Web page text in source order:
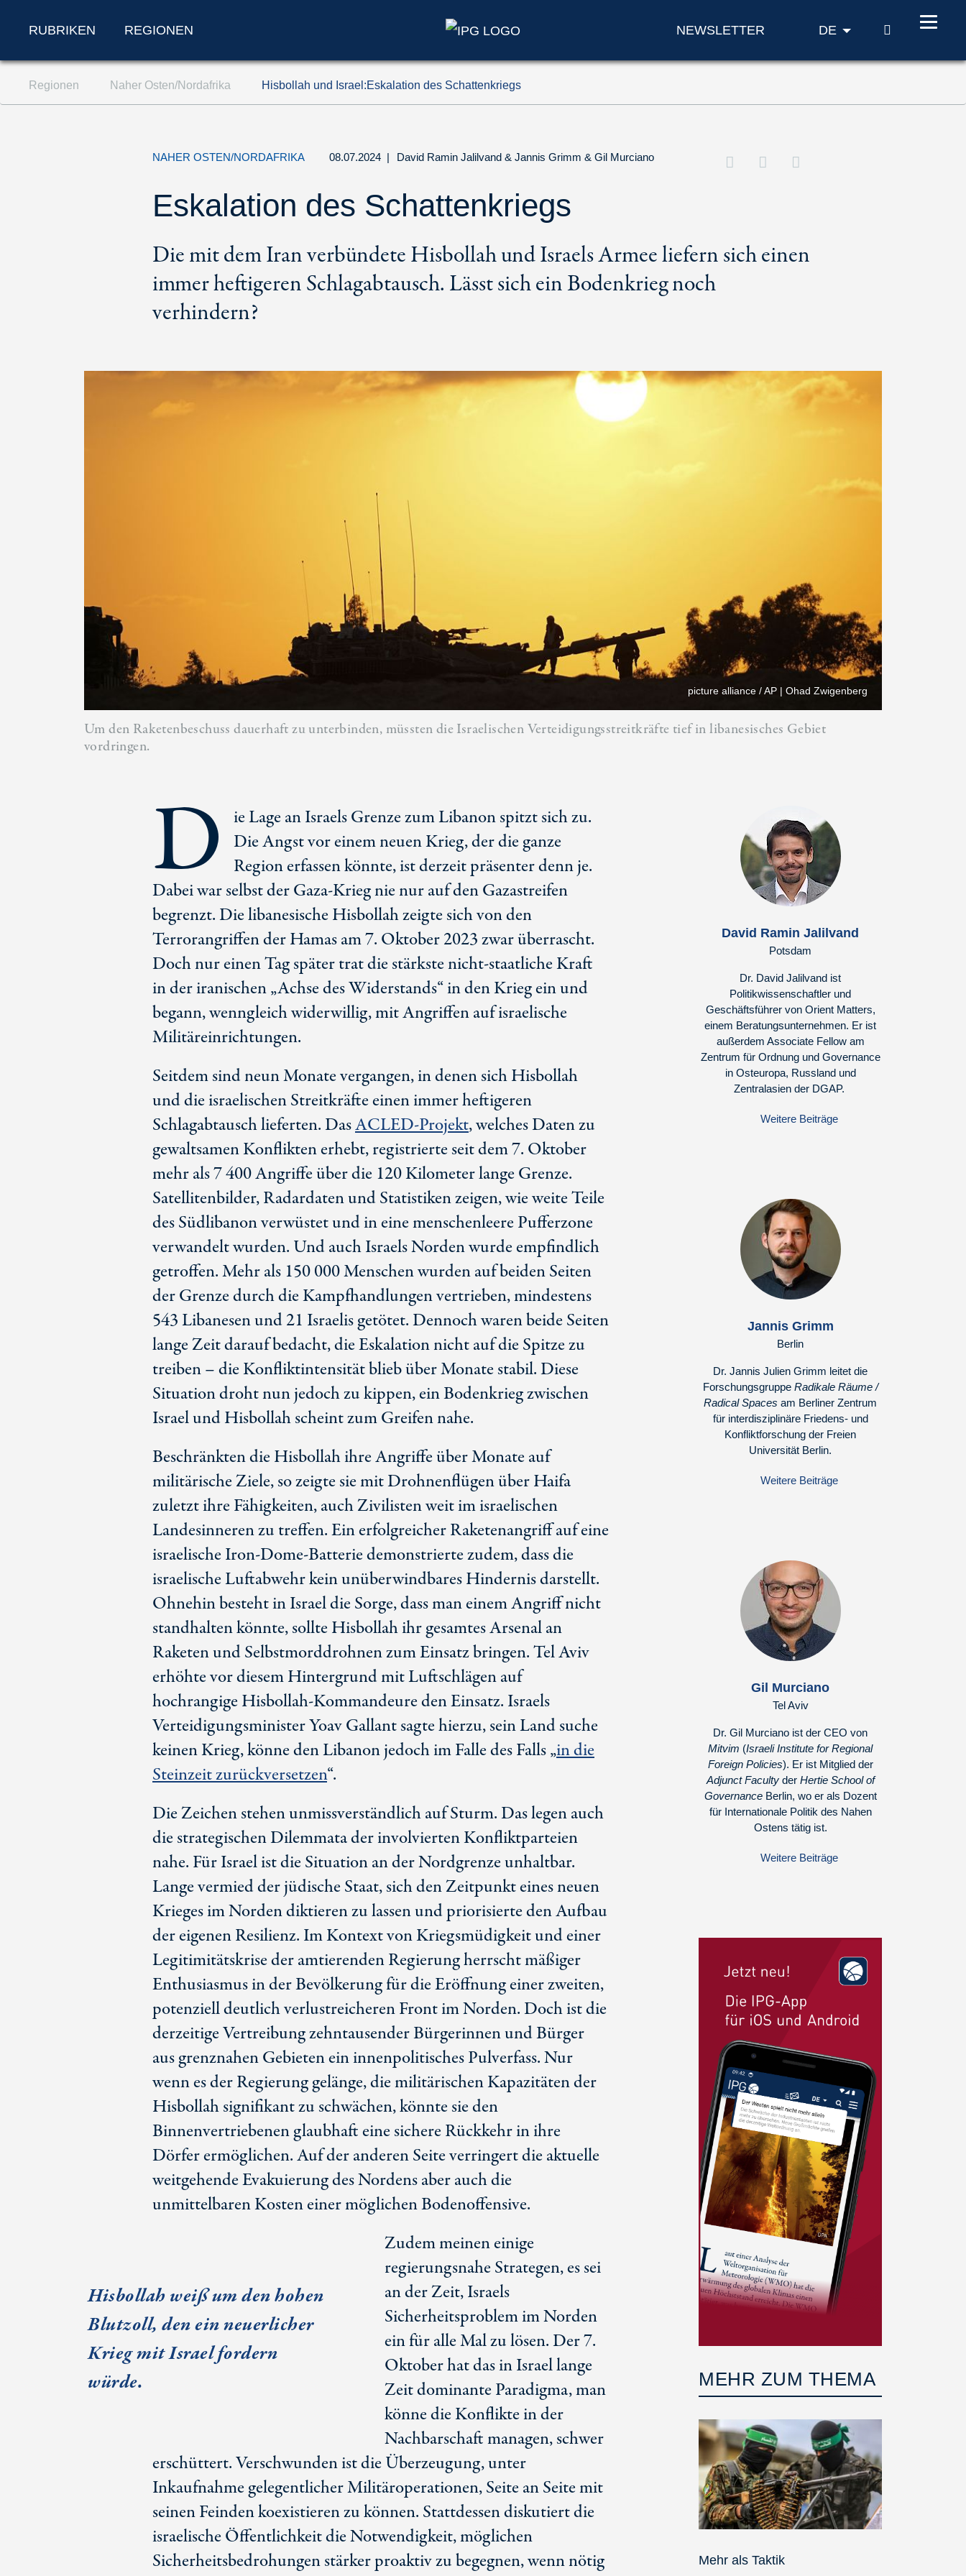
Zum Inhalt springen (Accesskey '1')
Zur Suche springen (Accesskey '2')
RUBRIKEN REGIONEN NEWSLETTER DE SUCHE
Regionen Naher Osten/Nordafrika Hisbollah und Israel:Eskalation des Schattenkriegs
NAHER OSTEN/NORDAFRIKA 08.07.2024 | David Ramin Jalilvand & Jannis Grimm & Gil Murciano
Eskalation des Schattenkriegs
Die mit dem Iran verbündete Hisbollah und Israels Armee liefern sich einen
immer heftigeren Schlagabtausch. Lässt sich ein Bodenkrieg noch
verhindern?
picture alliance / AP | Ohad Zwigenberg
Um den Raketenbeschuss dauerhaft zu unterbinden, müssten die Israelischen Verteidigungsstreitkräfte tief in libanesisches Gebiet
vordringen.
D ie Lage an Israels Grenze zum Libanon spitzt sich zu.
Die Angst vor einem neuen Krieg, der die ganze
Region erfassen könnte, ist derzeit präsenter denn je.
Dabei war selbst der Gaza-Krieg nie nur auf den Gazastreifen
begrenzt. Die libanesische Hisbollah zeigte sich von den
Terrorangriffen der Hamas am 7. Oktober 2023 zwar überrascht.
Doch nur einen Tag später trat die stärkste nicht-staatliche Kraft
in der iranischen „Achse des Widerstands“ in den Krieg ein und
begann, wenngleich widerwillig, mit Angriffen auf israelische
Militäreinrichtungen.
Seitdem sind neun Monate vergangen, in denen sich Hisbollah
und die israelischen Streitkräfte einen immer heftigeren
Schlagabtausch lieferten. DasACLED-Projekt, welches Daten zu
gewaltsamen Konflikten erhebt, registrierte seit dem 7. Oktober
mehr als 7 400 Angriffe über die 120 Kilometer lange Grenze.
Satellitenbilder, Radardaten und Statistiken zeigen, wie weite Teile
des Südlibanon verwüstet und in eine menschenleere Pufferzone
verwandelt wurden. Und auch Israels Norden wurde empfindlich
getroffen. Mehr als 150 000 Menschen wurden auf beiden Seiten
der Grenze durch die Kampfhandlungen vertrieben, mindestens
543 Libanesen und 21 Israelis getötet. Dennoch waren beide Seiten
lange Zeit darauf bedacht, die Eskalation nicht auf die Spitze zu
treiben – die Konfliktintensität blieb über Monate stabil. Diese
Situation droht nun jedoch zu kippen, ein Bodenkrieg zwischen
Israel und Hisbollah scheint zum Greifen nahe.
Beschränkten die Hisbollah ihre Angriffe über Monate auf
militärische Ziele, so zeigte sie mit Drohnenflügen über Haifa
zuletzt ihre Fähigkeiten, auch Zivilisten weit im israelischen
Landesinneren zu treffen. Ein erfolgreicher Raketenangriff auf eine
israelische Iron-Dome-Batterie demonstrierte zudem, dass die
israelische Luftabwehr kein unüberwindbares Hindernis darstellt.
Ohnehin besteht in Israel die Sorge, dass man einem Angriff nicht
standhalten könnte, sollte Hisbollah ihr gesamtes Arsenal an
Raketen und Selbstmorddrohnen zum Einsatz bringen. Tel Aviv
erhöhte vor diesem Hintergrund mit Luftschlägen auf
hochrangige Hisbollah-Kommandeure den Einsatz. Israels
Verteidigungsminister Yoav Gallant sagte hierzu, sein Land suche
keinen Krieg, könne den Libanon jedoch im Falle des Falls „in die
Steinzeit zurückversetzen“.
Die Zeichen stehen unmissverständlich auf Sturm. Das legen auch
die strategischen Dilemmata der involvierten Konfliktparteien
nahe. Für Israel ist die Situation an der Nordgrenze unhaltbar.
Lange vermied der jüdische Staat, sich den Zeitpunkt eines neuen
Krieges im Norden diktieren zu lassen und priorisierte den Aufbau
der eigenen Resilienz. Im Kontext von Kriegsmüdigkeit und einer
Legitimitätskrise der amtierenden Regierung herrscht mäßiger
Enthusiasmus in der Bevölkerung für die Eröffnung einer zweiten,
potenziell deutlich verlustreicheren Front im Norden. Doch ist die
derzeitige Vertreibung zehntausender Bürgerinnen und Bürger
aus grenznahen Gebieten ein innenpolitisches Pulverfass. Nur
wenn es der Regierung gelänge, die militärischen Kapazitäten der
Hisbollah signifikant zu schwächen, könnte sie den
Binnenvertriebenen glaubhaft eine sichere Rückkehr in ihre
Dörfer ermöglichen. Auf der anderen Seite verringert die aktuelle
weitgehende Evakuierung des Nordens aber auch die
unmittelbaren Kosten einer möglichen Bodenoffensive.
Hisbollah weiß um den hohen
Blutzoll, den ein neuerlicher
Krieg mit Israel fordern
würde.
Zudem meinen einige
regierungsnahe Strategen, es sei
an der Zeit, Israels
Sicherheitsproblem im Norden
ein für alle Mal zu lösen. Der 7.
Oktober hat das in Israel lange
Zeit dominante Paradigma, man
könne die Konflikte in der
Nachbarschaft managen, schwer
erschüttert. Verschwunden ist die Überzeugung, unter
Inkaufnahme gelegentlicher Militäroperationen, Seite an Seite mit
seinen Feinden koexistieren zu können. Stattdessen diskutiert die
israelische Öffentlichkeit die Notwendigkeit, möglichen
Sicherheitsbedrohungen stärker proaktiv zu begegnen, wenn nötig
David Ramin Jalilvand
Potsdam
Dr. David Jalilvand ist
Politikwissenschaftler und
Geschäftsführer von Orient Matters,
einem Beratungsunternehmen. Er ist
außerdem Associate Fellow am
Zentrum für Ordnung und Governance
in Osteuropa, Russland und
Zentralasien der DGAP.
Weitere Beiträge
Jannis Grimm
Berlin
Dr. Jannis Julien Grimm leitet die
Forschungsgruppe Radikale Räume /
Radical Spaces am Berliner Zentrum
für interdisziplinäre Friedens- und
Konfliktforschung der Freien
Universität Berlin.
Weitere Beiträge
Gil Murciano
Tel Aviv
Dr. Gil Murciano ist der CEO von
Mitvim (Israeli Institute for Regional
Foreign Policies). Er ist Mitglied der
Adjunct Facultyder Hertie School of
GovernanceBerlin, wo er als Dozent
für Internationale Politik des Nahen
Ostens tätig ist.
Weitere Beiträge
MEHR ZUM THEMA
Mehr als Taktik